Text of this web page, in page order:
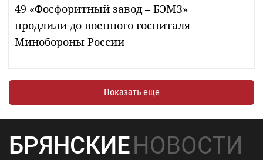
49 «Фосфоритный завод – БЭМЗ»
продлили до военного госпиталя
Минобороны России
Показать еще
БРЯНСКИЕНОВОСТИ